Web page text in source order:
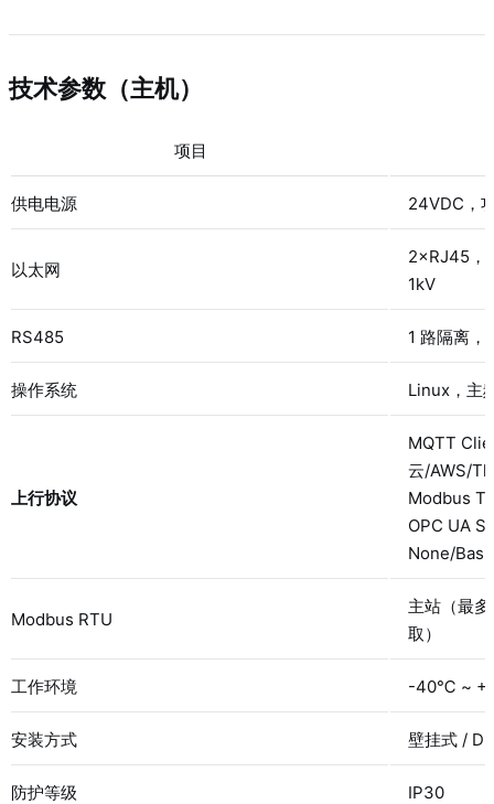
技术参数（主机）
项目
供电电源 24VDC，
以太网
2×RJ45，
1kV
RS485 1 路隔离
操作系统 Linux，主
上行协议
MQTT
云/AWS/
Modbus
OPC UA
None/
Modbus RTU
主站（最
取）
工作环境 -40℃ ~
安装方式 壁挂式 /
防护等级 IP30